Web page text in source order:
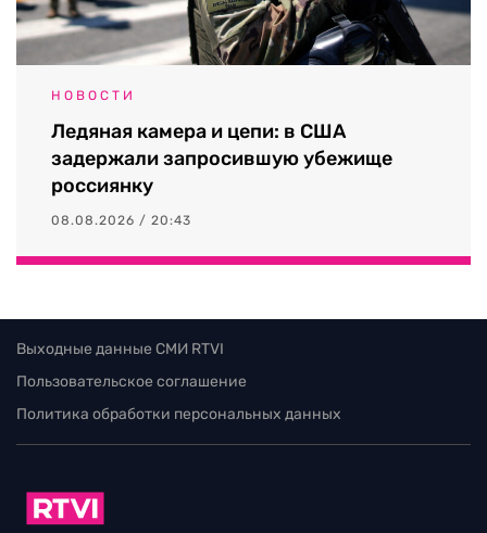
НОВОСТИ
Ледяная камера и цепи: в США
задержали запросившую убежище
россиянку
08.08.2026 / 20:43
Выходные данные СМИ RTVI
Пользовательское соглашение
Политика обработки персональных данных